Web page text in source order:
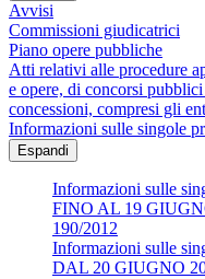
Avvisi
Commissioni giudicatrici
Piano opere pubbliche
Atti relativi alle procedure
e opere, di concorsi
concessioni, compresi gli
Informazioni sulle singole
Espandi
Informazioni sulle
FINO AL 19
190/2012
Informazioni sulle
DAL 20 GIUGNO